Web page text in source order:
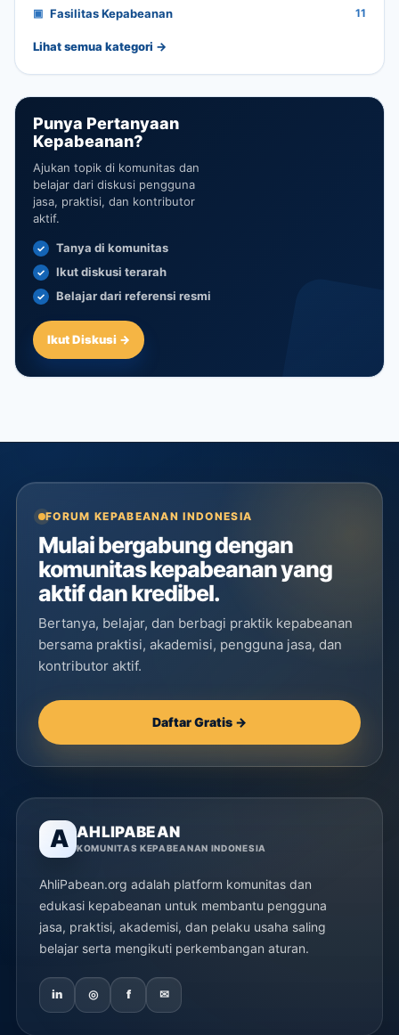
Fasilitas Kepabeanan 11
Lihat semua kategori →
Punya Pertanyaan
Kepabeanan?
Ajukan topik di komunitas dan
belajar dari diskusi pengguna
jasa, praktisi, dan kontributor
aktif.
Tanya di komunitas
Ikut diskusi terarah
Belajar dari referensi resmi
Ikut Diskusi →
FORUM KEPABEANAN INDONESIA
Mulai bergabung dengan
komunitas kepabeanan yang
aktif dan kredibel.
Bertanya, belajar, dan berbagi praktik kepabeanan
bersama praktisi, akademisi, pengguna jasa, dan
kontributor aktif.
Daftar Gratis →
A AHLIPABEAN
KOMUNITAS KEPABEANAN INDONESIA
AhliPabean.org adalah platform komunitas dan
edukasi kepabeanan untuk membantu pengguna
jasa, praktisi, akademisi, dan pelaku usaha saling
belajar serta mengikuti perkembangan aturan.
in ◎ f ✉